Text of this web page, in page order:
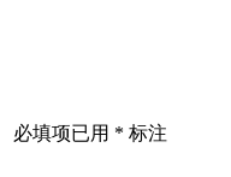
必填项已用 * 标注